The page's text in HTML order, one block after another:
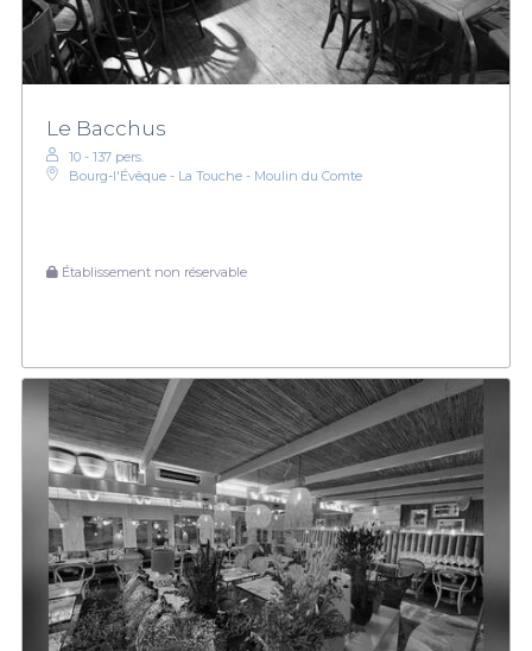
Le Bacchus
10 - 137 pers.
Bourg-l'Évêque - La Touche - Moulin du Comte
Établissement non réservable